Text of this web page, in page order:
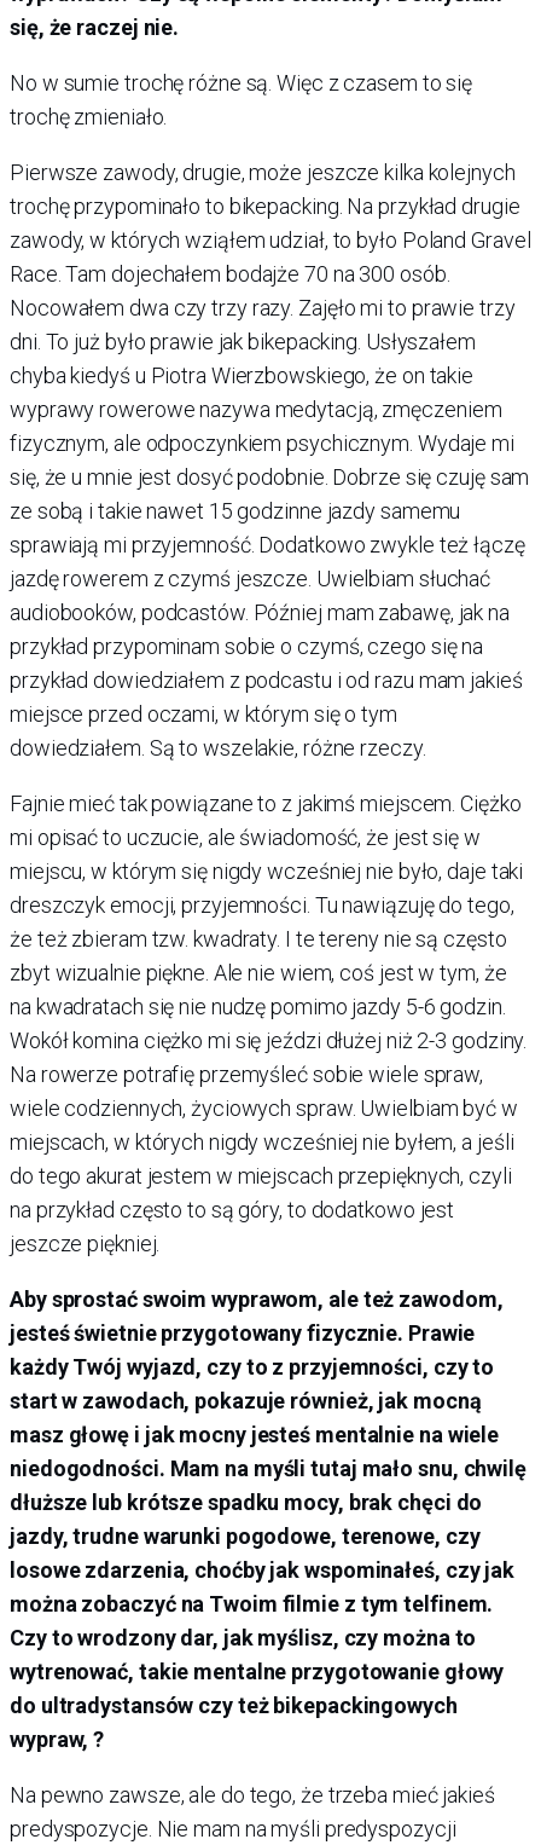
się, że raczej nie.
No w sumie trochę różne są. Więc z czasem to się
trochę zmieniało.
Pierwsze zawody, drugie, może jeszcze kilka kolejnych
trochę przypominało to bikepacking. Na przykład drugie
zawody, w których wziąłem udział, to było Poland Gravel
Race. Tam dojechałem bodajże 70 na 300 osób.
Nocowałem dwa czy trzy razy. Zajęło mi to prawie trzy
dni. To już było prawie jak bikepacking. Usłyszałem
chyba kiedyś u Piotra Wierzbowskiego, że on takie
wyprawy rowerowe nazywa medytacją, zmęczeniem
fizycznym, ale odpoczynkiem psychicznym. Wydaje mi
się, że u mnie jest dosyć podobnie. Dobrze się czuję sam
ze sobą i takie nawet 15 godzinne jazdy samemu
sprawiają mi przyjemność. Dodatkowo zwykle też łączę
jazdę rowerem z czymś jeszcze. Uwielbiam słuchać
audiobooków, podcastów. Później mam zabawę, jak na
przykład przypominam sobie o czymś, czego się na
przykład dowiedziałem z podcastu i od razu mam jakieś
miejsce przed oczami, w którym się o tym
dowiedziałem. Są to wszelakie, różne rzeczy.
Fajnie mieć tak powiązane to z jakimś miejscem. Ciężko
mi opisać to uczucie, ale świadomość, że jest się w
miejscu, w którym się nigdy wcześniej nie było, daje taki
dreszczyk emocji, przyjemności. Tu nawiązuję do tego,
że też zbieram tzw. kwadraty. I te tereny nie są często
zbyt wizualnie piękne. Ale nie wiem, coś jest w tym, że
na kwadratach się nie nudzę pomimo jazdy 5-6 godzin.
Wokół komina ciężko mi się jeździ dłużej niż 2-3 godziny.
Na rowerze potrafię przemyśleć sobie wiele spraw,
wiele codziennych, życiowych spraw. Uwielbiam być w
miejscach, w których nigdy wcześniej nie byłem, a jeśli
do tego akurat jestem w miejscach przepięknych, czyli
na przykład często to są góry, to dodatkowo jest
jeszcze piękniej.
Aby sprostać swoim wyprawom, ale też zawodom,
jesteś świetnie przygotowany fizycznie. Prawie
każdy Twój wyjazd, czy to z przyjemności, czy to
start w zawodach, pokazuje również, jak mocną
masz głowę i jak mocny jesteś mentalnie na wiele
niedogodności. Mam na myśli tutaj mało snu, chwilę
dłuższe lub krótsze spadku mocy, brak chęci do
jazdy, trudne warunki pogodowe, terenowe, czy
losowe zdarzenia, choćby jak wspominałeś, czy jak
można zobaczyć na Twoim filmie z tym telfinem.
Czy to wrodzony dar, jak myślisz, czy można to
wytrenować, takie mentalne przygotowanie głowy
do ultradystansów czy też bikepackingowych
wypraw, ?
Na pewno zawsze, ale do tego, że trzeba mieć jakieś
predyspozycje. Nie mam na myśli predyspozycji